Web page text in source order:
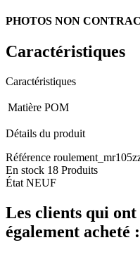
PHOTOS NON
Caractéristiques
Caractéristiques
Matière POM
Détails du produit
Référence
En stock 18 Produits
État NEUF
Les clients qui
également acheté :